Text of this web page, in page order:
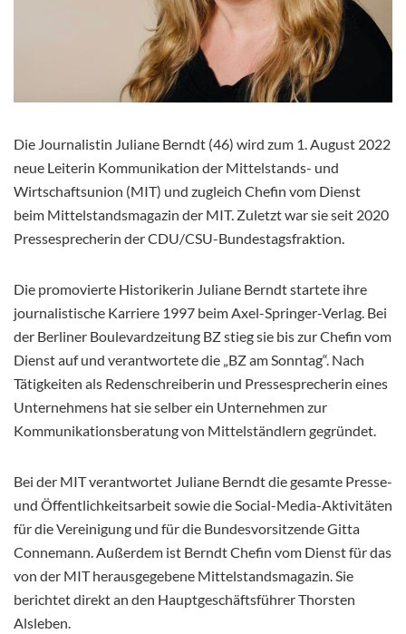
Die Journalistin Juliane Berndt (46) wird zum 1. August 2022
neue Leiterin Kommunikation der Mittelstands- und
Wirtschaftsunion (MIT) und zugleich Chefin vom Dienst
beim Mittelstandsmagazin der MIT. Zuletzt war sie seit 2020
Pressesprecherin der CDU/CSU-Bundestagsfraktion.
Die promovierte Historikerin Juliane Berndt startete ihre
journalistische Karriere 1997 beim Axel-Springer-Verlag. Bei
der Berliner Boulevardzeitung BZ stieg sie bis zur Chefin vom
Dienst auf und verantwortete die „BZ am Sonntag“. Nach
Tätigkeiten als Redenschreiberin und Pressesprecherin eines
Unternehmens hat sie selber ein Unternehmen zur
Kommunikationsberatung von Mittelständlern gegründet.
Bei der MIT verantwortet Juliane Berndt die gesamte Presse-
und Öffentlichkeitsarbeit sowie die Social-Media-Aktivitäten
für die Vereinigung und für die Bundesvorsitzende Gitta
Connemann. Außerdem ist Berndt Chefin vom Dienst für das
von der MIT herausgegebene Mittelstandsmagazin. Sie
berichtet direkt an den Hauptgeschäftsführer Thorsten
Alsleben.